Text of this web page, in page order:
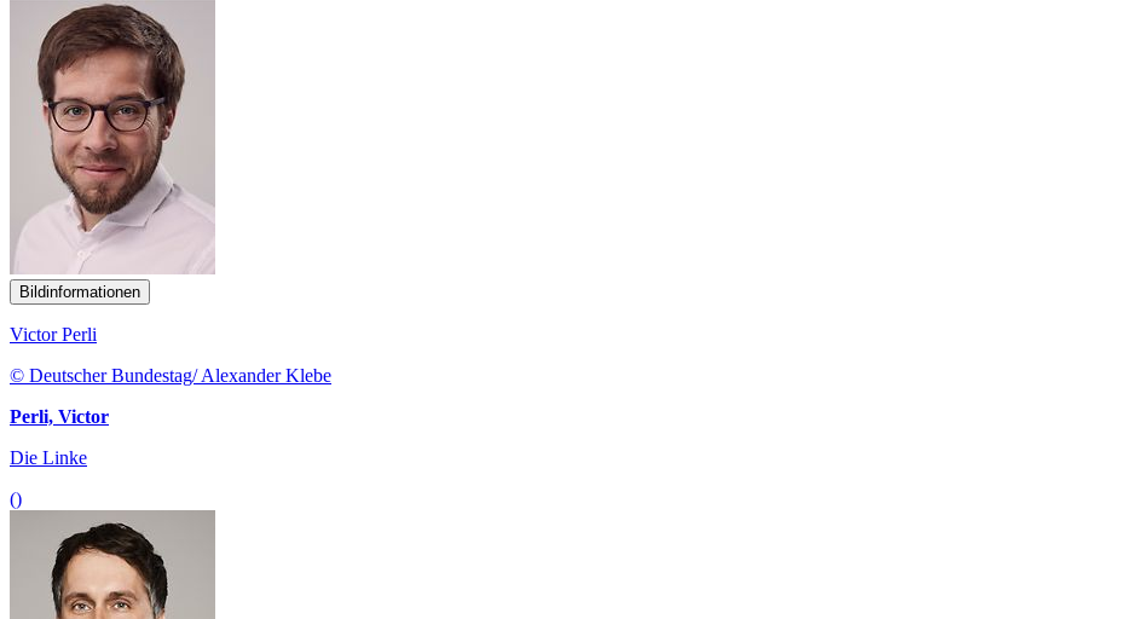
Bildinformationen
Victor Perli
© Deutscher Bundestag/ Alexander Klebe
Perli, Victor
Die Linke
()